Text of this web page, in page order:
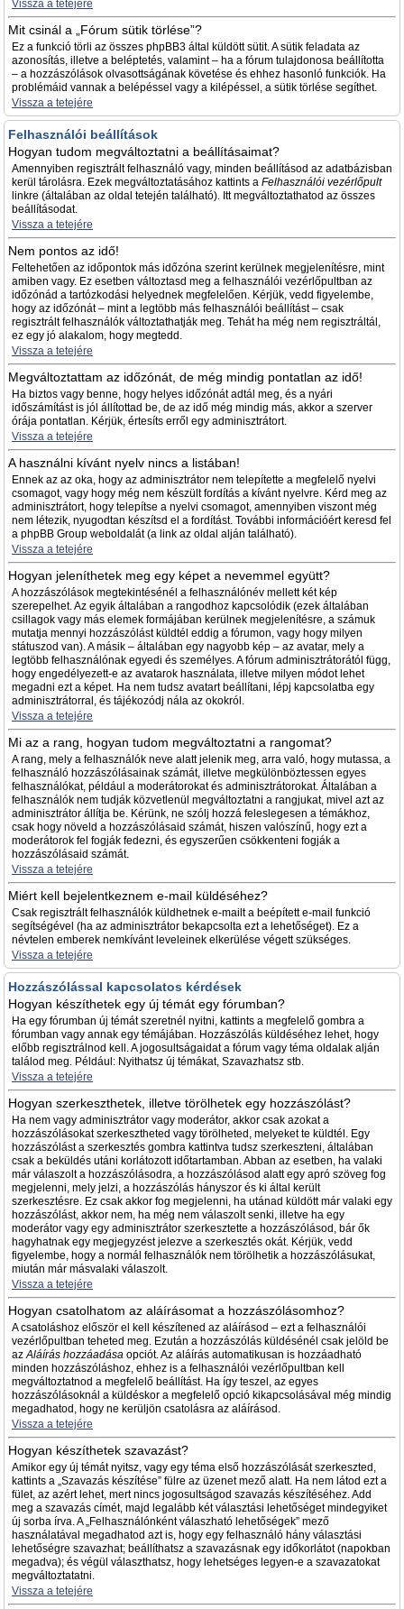
Vissza a tetejére
Mit csinál a „Fórum sütik törlése”?
Ez a funkció törli az összes phpBB3 által küldött sütit. A sütik feladata az
azonosítás, illetve a beléptetés, valamint – ha a fórum tulajdonosa beállította
– a hozzászólások olvasottságának követése és ehhez hasonló funkciók. Ha
problémáid vannak a belépéssel vagy a kilépéssel, a sütik törlése segíthet.
Vissza a tetejére
Felhasználói beállítások
Hogyan tudom megváltoztatni a beállításaimat?
Amennyiben regisztrált felhasználó vagy, minden beállításod az adatbázisban
kerül tárolásra. Ezek megváltoztatásához kattints a Felhasználói vezérlőpult
linkre (általában az oldal tetején található). Itt megváltoztathatod az összes
beállításodat.
Vissza a tetejére
Nem pontos az idő!
Feltehetően az időpontok más időzóna szerint kerülnek megjelenítésre, mint
amiben vagy. Ez esetben változtasd meg a felhasználói vezérlőpultban az
időzónád a tartózkodási helyednek megfelelően. Kérjük, vedd figyelembe,
hogy az időzónát – mint a legtöbb más felhasználói beállítást – csak
regisztrált felhasználók változtathatják meg. Tehát ha még nem regisztráltál,
ez egy jó alakalom, hogy megtedd.
Vissza a tetejére
Megváltoztattam az időzónát, de még mindig pontatlan az idő!
Ha biztos vagy benne, hogy helyes időzónát adtál meg, és a nyári
időszámítást is jól állítottad be, de az idő még mindig más, akkor a szerver
órája pontatlan. Kérjük, értesíts erről egy adminisztrátort.
Vissza a tetejére
A használni kívánt nyelv nincs a listában!
Ennek az az oka, hogy az adminisztrátor nem telepítette a megfelelő nyelvi
csomagot, vagy hogy még nem készült fordítás a kívánt nyelvre. Kérd meg az
adminisztrátort, hogy telepítse a nyelvi csomagot, amennyiben viszont még
nem létezik, nyugodtan készítsd el a fordítást. További információért keresd fel
a phpBB Group weboldalát (a link az oldal alján található).
Vissza a tetejére
Hogyan jeleníthetek meg egy képet a nevemmel együtt?
A hozzászólások megtekintésénél a felhasználónév mellett két kép
szerepelhet. Az egyik általában a rangodhoz kapcsolódik (ezek általában
csillagok vagy más elemek formájában kerülnek megjelenítésre, a számuk
mutatja mennyi hozzászólást küldtél eddig a fórumon, vagy hogy milyen
státuszod van). A másik – általában egy nagyobb kép – az avatar, mely a
legtöbb felhasználónak egyedi és személyes. A fórum adminisztrátorától függ,
hogy engedélyezett-e az avatarok használata, illetve milyen módot lehet
megadni ezt a képet. Ha nem tudsz avatart beállítani, lépj kapcsolatba egy
adminisztrátorral, és tájékozódj nála az okokról.
Vissza a tetejére
Mi az a rang, hogyan tudom megváltoztatni a rangomat?
A rang, mely a felhasználók neve alatt jelenik meg, arra való, hogy mutassa, a
felhasználó hozzászólásainak számát, illetve megkülönböztessen egyes
felhasználókat, például a moderátorokat és adminisztrátorokat. Általában a
felhasználók nem tudják közvetlenül megváltoztatni a rangjukat, mivel azt az
adminisztrátor állítja be. Kérünk, ne szólj hozzá feleslegesen a témákhoz,
csak hogy növeld a hozzászólásaid számát, hiszen valószínű, hogy ezt a
moderátorok fel fogják fedezni, és egyszerűen csökkenteni fogják a
hozzászólásaid számát.
Vissza a tetejére
Miért kell bejelentkeznem e-mail küldéséhez?
Csak regisztrált felhasználók küldhetnek e-mailt a beépített e-mail funkció
segítségével (ha az adminisztrátor bekapcsolta ezt a lehetőséget). Ez a
névtelen emberek nemkívánt leveleinek elkerülése végett szükséges.
Vissza a tetejére
Hozzászólással kapcsolatos kérdések
Hogyan készíthetek egy új témát egy fórumban?
Ha egy fórumban új témát szeretnél nyitni, kattints a megfelelő gombra a
fórumban vagy annak egy témájában. Hozzászólás küldéséhez lehet, hogy
előbb regisztrálnod kell. A jogosultságaidat a fórum vagy téma oldalak alján
találod meg. Például: Nyithatsz új témákat, Szavazhatsz stb.
Vissza a tetejére
Hogyan szerkeszthetek, illetve törölhetek egy hozzászólást?
Ha nem vagy adminisztrátor vagy moderátor, akkor csak azokat a
hozzászólásokat szerkesztheted vagy törölheted, melyeket te küldtél. Egy
hozzászólást a szerkesztés gombra kattintva tudsz szerkeszteni, általában
csak a beküldés utáni korlátozott időtartamban. Abban az esetben, ha valaki
már válaszolt a hozzászólásodra, a hozzászólásod alatt egy apró szöveg fog
megjelenni, mely jelzi, a hozzászólás hányszor és ki által került
szerkesztésre. Ez csak akkor fog megjelenni, ha utánad küldött már valaki egy
hozzászólást, akkor nem, ha még nem válaszolt senki, illetve ha egy
moderátor vagy egy adminisztrátor szerkesztette a hozzászólásod, bár ők
hagyhatnak egy megjegyzést jelezve a szerkesztés okát. Kérjük, vedd
figyelembe, hogy a normál felhasználók nem törölhetik a hozzászólásukat,
miután már másvalaki válaszolt.
Vissza a tetejére
Hogyan csatolhatom az aláírásomat a hozzászólásomhoz?
A csatoláshoz először el kell készítened az aláírásod – ezt a felhasználói
vezérlőpultban teheted meg. Ezután a hozzászólás küldésénél csak jelöld be
azAláírás hozzáadása opciót. Az aláírás automatikusan is hozzáadható
minden hozzászóláshoz, ehhez is a felhasználói vezérlőpultban kell
megváltoztatnod a megfelelő beállítást. Ha így teszel, az egyes
hozzászólásoknál a küldéskor a megfelelő opció kikapcsolásával még mindig
megadhatod, hogy ne kerüljön csatolásra az aláírásod.
Vissza a tetejére
Hogyan készíthetek szavazást?
Amikor egy új témát nyitsz, vagy egy téma első hozzászólását szerkeszted,
kattints a „Szavazás készítése” fülre az üzenet mező alatt. Ha nem látod ezt a
fület, az azért lehet, mert nincs jogosultságod szavazás készítéséhez. Add
meg a szavazás címét, majd legalább két választási lehetőséget mindegyiket
új sorba írva. A „Felhasználónként válaszható lehetőségek” mező
használatával megadhatod azt is, hogy egy felhasználó hány választási
lehetőségre szavazhat; beállíthatsz a szavazásnak egy időkorlátot (napokban
megadva); és végül választhatsz, hogy lehetséges legyen-e a szavazatokat
megváltoztatatni.
Vissza a tetejére